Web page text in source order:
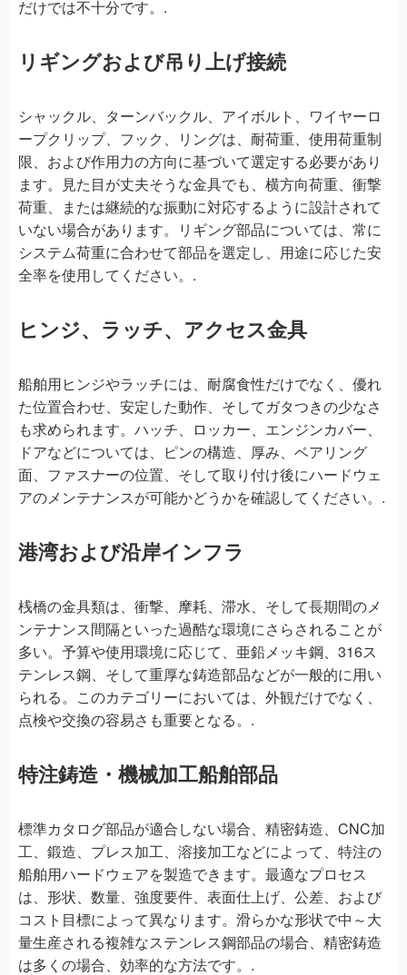
だけでは不十分です。.
リギングおよび吊り上げ接続
シャックル、ターンバックル、アイボルト、ワイヤーロ
ープクリップ、フック、リングは、耐荷重、使用荷重制
限、および作用力の方向に基づいて選定する必要があり
ます。見た目が丈夫そうな金具でも、横方向荷重、衝撃
荷重、または継続的な振動に対応するように設計されて
いない場合があります。リギング部品については、常に
システム荷重に合わせて部品を選定し、用途に応じた安
全率を使用してください。.
ヒンジ、ラッチ、アクセス金具
船舶用ヒンジやラッチには、耐腐食性だけでなく、優れ
た位置合わせ、安定した動作、そしてガタつきの少なさ
も求められます。ハッチ、ロッカー、エンジンカバー、
ドアなどについては、ピンの構造、厚み、ベアリング
面、ファスナーの位置、そして取り付け後にハードウェ
アのメンテナンスが可能かどうかを確認してください。.
港湾および沿岸インフラ
桟橋の金具類は、衝撃、摩耗、滞水、そして長期間のメ
ンテナンス間隔といった過酷な環境にさらされることが
多い。予算や使用環境に応じて、亜鉛メッキ鋼、316ス
テンレス鋼、そして重厚な鋳造部品などが一般的に用い
られる。このカテゴリーにおいては、外観だけでなく、
点検や交換の容易さも重要となる。.
特注鋳造・機械加工船舶部品
標準カタログ部品が適合しない場合、精密鋳造、CNC加
工、鍛造、プレス加工、溶接加工などによって、特注の
船舶用ハードウェアを製造できます。最適なプロセス
は、形状、数量、強度要件、表面仕上げ、公差、および
コスト目標によって異なります。滑らかな形状で中～大
量生産される複雑なステンレス鋼部品の場合、精密鋳造
は多くの場合、効率的な方法です。.